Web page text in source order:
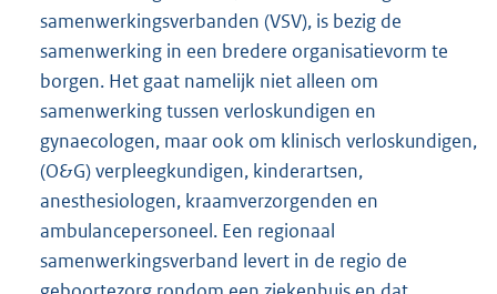
samenwerkingsverbanden (VSV), is bezig de
samenwerking in een bredere organisatievorm te
borgen. Het gaat namelijk niet alleen om
samenwerking tussen verloskundigen en
gynaecologen, maar ook om klinisch verloskundigen,
(O&G) verpleegkundigen, kinderartsen,
anesthesiologen, kraamverzorgenden en
ambulancepersoneel. Een regionaal
samenwerkingsverband levert in de regio de